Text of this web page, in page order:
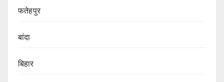
फतेहपुर
बांदा
बिहार